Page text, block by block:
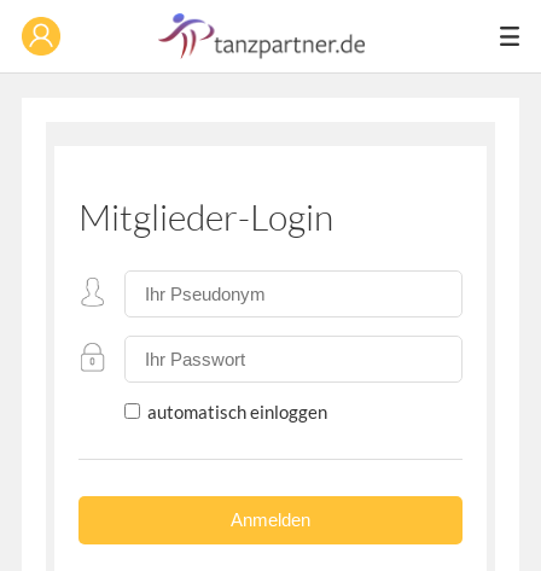
Mitglieder-Login
automatisch einloggen